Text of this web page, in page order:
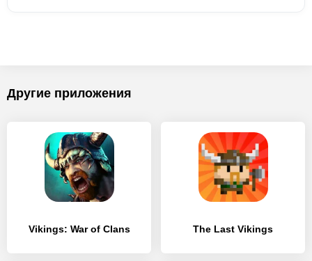
Другие приложения
Vikings: War of Clans The Last Vikings